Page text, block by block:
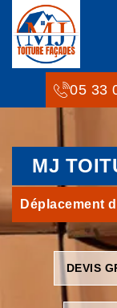
05 33
MJ
Déplacement
DEVIS